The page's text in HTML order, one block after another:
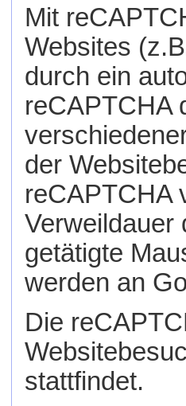
Mit
Websites
durch ein
reCAPTCHA
der
reCAPTCHA
Verweildauer
getätigte
werden an
Die
stattfindet.